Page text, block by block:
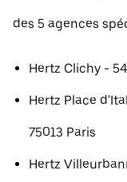
des 5 agences
Hertz Clichy -
Hertz Place
75013 Paris
Hertz